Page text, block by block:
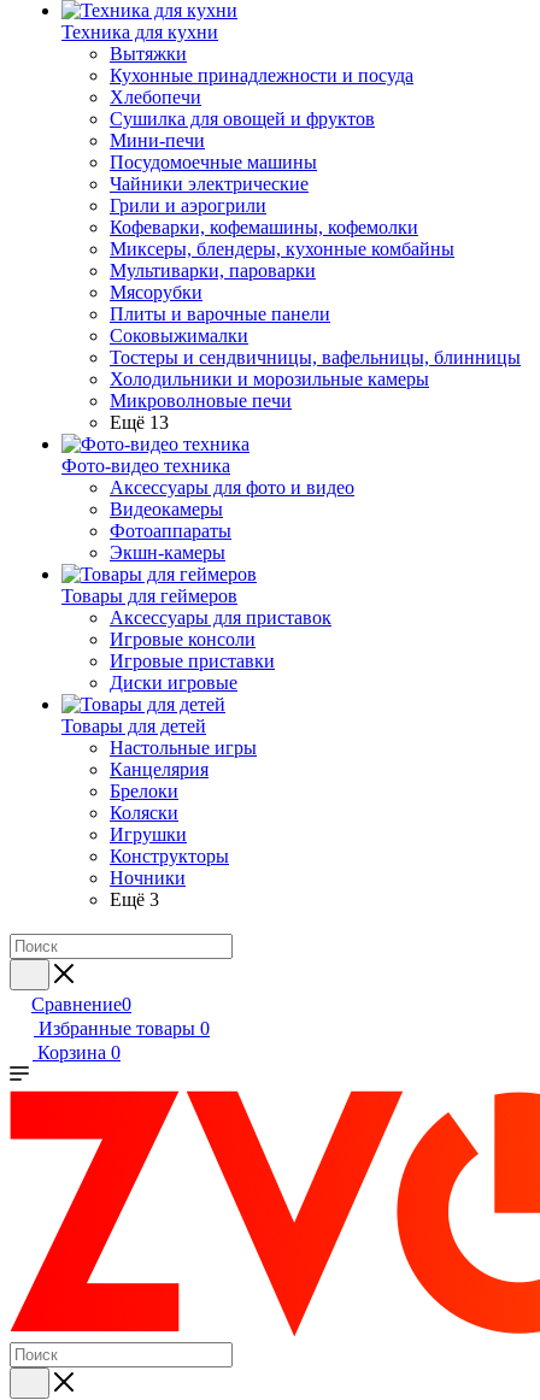
Техника для кухни
Вытяжки
Кухонные принадлежности и посуда
Хлебопечи
Сушилка для овощей и фруктов
Мини-печи
Посудомоечные машины
Чайники электрические
Грили и аэрогрили
Кофеварки, кофемашины, кофемолки
Миксеры, блендеры, кухонные комбайны
Мультиварки, пароварки
Мясорубки
Плиты и варочные панели
Соковыжималки
Тостеры и сендвичницы, вафельницы, блинницы
Холодильники и морозильные камеры
Микроволновые печи
Ещё 13
Фото-видео техника
Аксессуары для фото и видео
Видеокамеры
Фотоаппараты
Экшн-камеры
Товары для геймеров
Аксессуары для приставок
Игровые консоли
Игровые приставки
Диски игровые
Товары для детей
Настольные игры
Канцелярия
Брелоки
Коляски
Игрушки
Конструкторы
Ночники
Ещё 3
Сравнение0
Избранные товары 0
Корзина 0